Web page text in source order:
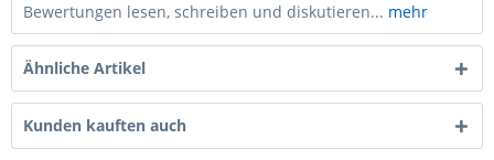
Bewertungen lesen, schreiben und diskutieren... mehr
Ähnliche Artikel
Kunden kauften auch